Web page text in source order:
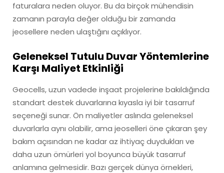
faturalara neden oluyor. Bu da birçok mühendisin
zamanın parayla değer olduğu bir zamanda
jeosellere neden ulaştığını açıklıyor.
Geleneksel Tutulu Duvar Yöntemlerine
Karşı Maliyet Etkinliği
Geocells, uzun vadede inşaat projelerine bakıldığında
standart destek duvarlarına kıyasla iyi bir tasarruf
seçeneği sunar. Ön maliyetler aslında geleneksel
duvarlarla aynı olabilir, ama jeoselleri öne çıkaran şey
bakım açısından ne kadar az ihtiyaç duydukları ve
daha uzun ömürleri yol boyunca büyük tasarruf
anlamına gelmesidir. Bazı gerçek dünya örnekleri,